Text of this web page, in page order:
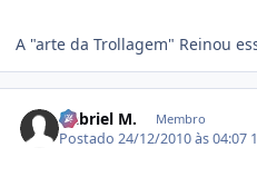
A "arte da Trollagem" Reinou
Gabriel M. Membro
Postado24/12/2010 às 04:07